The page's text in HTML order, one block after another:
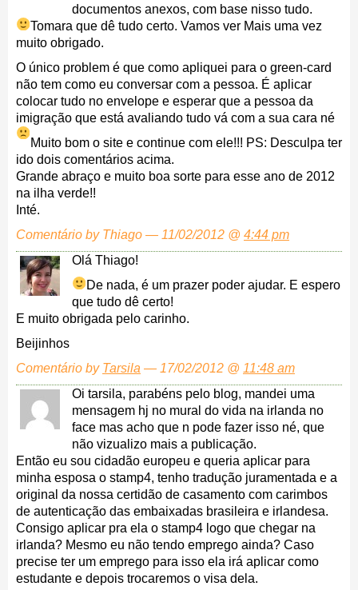
documentos anexos, com base nisso tudo.
Tomara que dê tudo certo. Vamos ver Mais uma vez
muito obrigado.
O único problem é que como apliquei para o green-card
não tem como eu conversar com a pessoa. É aplicar
colocar tudo no envelope e esperar que a pessoa da
imigração que está avaliando tudo vá com a sua cara né
Muito bom o site e continue com ele!!! PS: Desculpa ter
ido dois comentários acima.
Grande abraço e muito boa sorte para esse ano de 2012
na ilha verde!!
Inté.
Comentário by Thiago — 11/02/2012 @ 4:44 pm
Olá Thiago!
De nada, é um prazer poder ajudar. E espero
que tudo dê certo!
E muito obrigada pelo carinho.
Beijinhos
Comentário by Tarsila — 17/02/2012 @ 11:48 am
Oi tarsila, parabéns pelo blog, mandei uma
mensagem hj no mural do vida na irlanda no
face mas acho que n pode fazer isso né, que
não vizualizo mais a publicação.
Então eu sou cidadão europeu e queria aplicar para
minha esposa o stamp4, tenho tradução juramentada e a
original da nossa certidão de casamento com carimbos
de autenticação das embaixadas brasileira e irlandesa.
Consigo aplicar pra ela o stamp4 logo que chegar na
irlanda? Mesmo eu não tendo emprego ainda? Caso
precise ter um emprego para isso ela irá aplicar como
estudante e depois trocaremos o visa dela.